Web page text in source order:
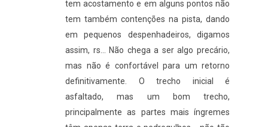
tem acostamento e em alguns pontos não
tem também contenções na pista, dando
em pequenos despenhadeiros, digamos
assim, rs... Não chega a ser algo precário,
mas não é confortável para um retorno
definitivamente. O trecho inicial é
asfaltado, mas um bom trecho,
principalmente as partes mais íngremes